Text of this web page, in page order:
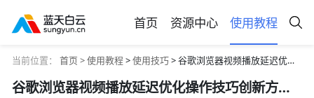
首页 资源中心 使用教程
当前位置： 首页 >使用教程>使用技巧> 谷歌浏览器视频播放延迟优化操作技巧创新方法解析
谷歌浏览器视频播放延迟优化操作技巧创新方法解析